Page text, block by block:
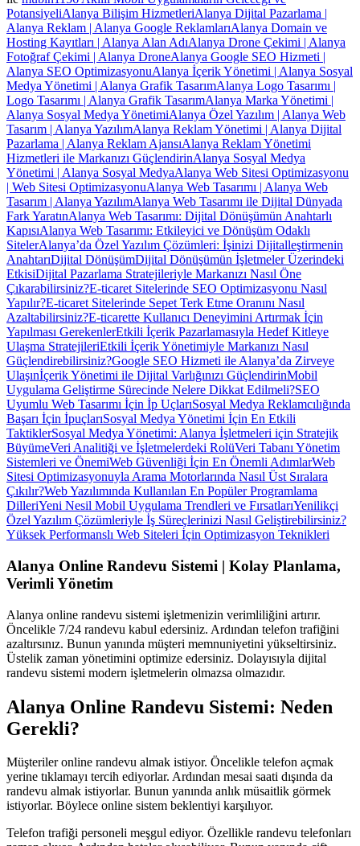
PotansiyeliAlanya Bilişim HizmetleriAlanya Dijital Pazarlama |
Alanya Reklam | Alanya Google ReklamlarıAlanya Domain ve
Hosting Kayıtları | Alanya Alan AdıAlanya Drone Çekimi | Alanya
Fotoğraf Çekimi | Alanya DroneAlanya Google SEO Hizmeti |
Alanya SEO OptimizasyonuAlanya İçerik Yönetimi | Alanya Sosyal
Medya Yönetimi | Alanya Grafik TasarımAlanya Logo Tasarımı |
Logo Tasarımı | Alanya Grafik TasarımAlanya Marka Yönetimi |
Alanya Sosyal Medya YönetimiAlanya Özel Yazılım | Alanya Web
Tasarım | Alanya YazılımAlanya Reklam Yönetimi | Alanya Dijital
Pazarlama | Alanya Reklam AjansıAlanya Reklam Yönetimi
Hizmetleri ile Markanızı GüçlendirinAlanya Sosyal Medya
Yönetimi | Alanya Sosyal MedyaAlanya Web Sitesi Optimizasyonu
| Web Sitesi OptimizasyonuAlanya Web Tasarımı | Alanya Web
Tasarım | Alanya YazılımAlanya Web Tasarımı ile Dijital Dünyada
Fark YaratınAlanya Web Tasarımı: Dijital Dönüşümün Anahtarlı
KapısıAlanya Web Tasarımı: Etkileyici ve Dönüşüm Odaklı
SitelerAlanya’da Özel Yazılım Çözümleri: İşinizi Dijitalleştirmenin
AnahtarıDijital DönüşümDijital Dönüşümün İşletmeler Üzerindeki
EtkisiDijital Pazarlama Stratejileriyle Markanızı Nasıl Öne
Çıkarabilirsiniz?E-ticaret Sitelerinde SEO Optimizasyonu Nasıl
Yapılır?E-ticaret Sitelerinde Sepet Terk Etme Oranını Nasıl
Azaltabilirsiniz?E-ticarette Kullanıcı Deneyimini Artırmak İçin
Yapılması GerekenlerEtkili İçerik Pazarlamasıyla Hedef Kitleye
Ulaşma StratejileriEtkili İçerik Yönetimiyle Markanızı Nasıl
Güçlendirebilirsiniz?Google SEO Hizmeti ile Alanya’da Zirveye
Ulaşınİçerik Yönetimi ile Dijital Varlığınızı GüçlendirinMobil
Uygulama Geliştirme Sürecinde Nelere Dikkat Edilmeli?SEO
Uyumlu Web Tasarımı İçin İp UçlarıSosyal Medya Reklamcılığında
Başarı İçin İpuçlarıSosyal Medya Yönetimi İçin En Etkili
TaktiklerSosyal Medya Yönetimi: Alanya İşletmeleri için Stratejik
BüyümeVeri Analitiği ve İşletmelerdeki RolüVeri Tabanı Yönetim
Sistemleri ve ÖnemiWeb Güvenliği İçin En Önemli AdımlarWeb
Sitesi Optimizasyonuyla Arama Motorlarında Nasıl Üst Sıralara
Çıkılır?Web Yazılımında Kullanılan En Popüler Programlama
DilleriYeni Nesil Mobil Uygulama Trendleri ve FırsatlarıYenilikçi
Özel Yazılım Çözümleriyle İş Süreçlerinizi Nasıl Geliştirebilirsiniz?
Yüksek Performanslı Web Siteleri İçin Optimizasyon Teknikleri
Alanya Online Randevu Sistemi | Kolay Planlama,
Verimli Yönetim
Alanya online randevu sistemi işletmenizin verimliliğini artırır.
Öncelikle 7/24 randevu kabul edersiniz. Ardından telefon trafiğini
azaltırsınız. Bunun yanında müşteri memnuniyetini yükseltirsiniz.
Üstelik zaman yönetimini optimize edersiniz. Dolayısıyla dijital
randevu sistemi modern işletmelerin olmazsa olmazıdır.
Alanya Online Randevu Sistemi: Neden
Gerekli?
Müşteriler online randevu almak istiyor. Öncelikle telefon açmak
yerine tıklamayı tercih ediyorlar. Ardından mesai saati dışında da
randevu almak istiyorlar. Bunun yanında anlık müsaitlik görmek
istiyorlar. Böylece online sistem beklentiyi karşılıyor.
Telefon trafiği personeli meşgul ediyor. Özellikle randevu telefonları